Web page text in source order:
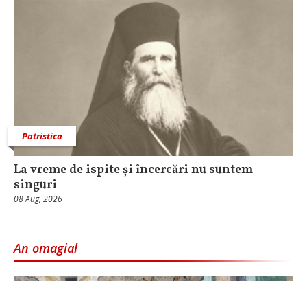
Patristica
La vreme de ispite și încercări nu suntem
singuri
08 Aug, 2026
An omagial